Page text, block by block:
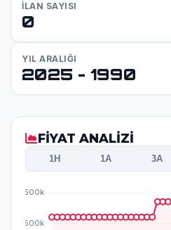
İLAN SAYISI
0
YIL ARALIĞI
2025 - 1990
FİYAT ANALİZİ
1H 1A 3A